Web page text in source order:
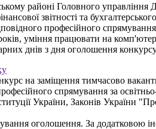
районі Головного управління
звітності та
професійного
уміння працювати на
днів з дня оголошення
на заміщення тимчасово
спрямування за
України, Законів України
оголошення. За додатковою